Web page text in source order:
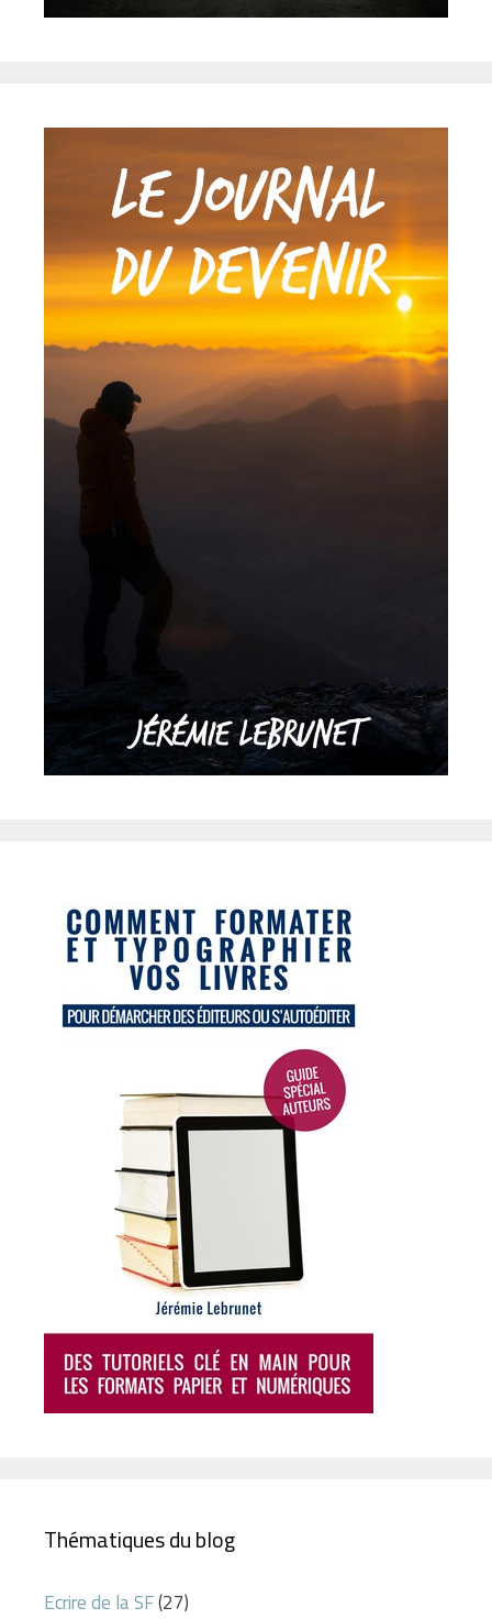
Thématiques du blog
Ecrire de la SF(27)